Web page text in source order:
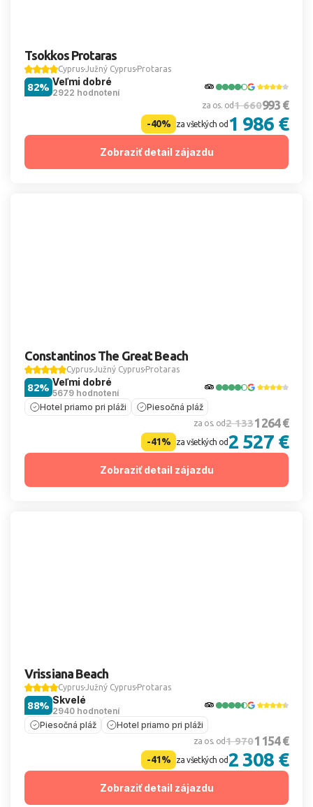
Tsokkos Protaras
CyprusJužný Cyprus Protaras
Veľmi dobré
2922 hodnotení
82%
za os. od1 660993 €
-40% za všetkých od 1 986 €
Zobraziť detail zájazdu
Constantinos The Great Beach
CyprusJužný Cyprus Protaras
Veľmi dobré
5679 hodnotení
82%
Hotel priamo pri pláži Piesočná pláž
za os. od2 1331 264 €
-41% za všetkých od2 527 €
Zobraziť detail zájazdu
Vrissiana Beach
CyprusJužný Cyprus Protaras
Skvelé
2940 hodnotení
88%
Piesočná pláž Hotel priamo pri pláži
za os. od1 9701 154 €
-41% za všetkých od2 308 €
Zobraziť detail zájazdu